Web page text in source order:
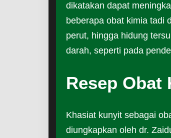
dikatakan dapat
beberapa obat kimia tadi
perut, hingga hidung
darah, seperti pada
Resep Obat
Khasiat kunyit sebagai
diungkapkan oleh dr.